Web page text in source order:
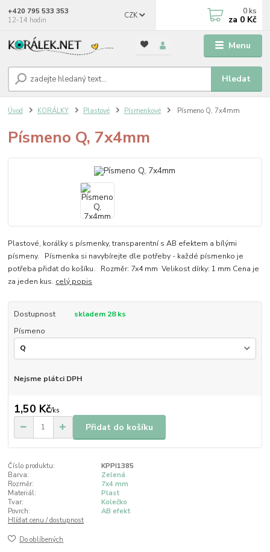
Menu
CZK
Hledat
+420 795 533 353
12-14 hodin
0 ks
za 0 Kč
Úvod KORÁLKY Plastové Písmenkové Písmeno Q, 7x4mm
Písmeno Q, 7x4mm
Plastové, korálky s písmenky, transparentní s AB efektem a bílými
písmeny. Písmenka si navybírejte dle potřeby - každé písmenko je
potřeba přidat do košíku. Rozměr: 7x4 mm Velikost dírky: 1 mm Cena je
za jeden kus. celý popis
Dostupnost
skladem 28 ks
Písmeno
Nejsme plátci DPH
1,50 Kč/ks
Přidat do košíku
Číslo produktu:
KPPI1385
Barva:
Zelená
Rozměr:
7x4 mm
Materiál:
Plast
Tvar:
Kolečko
Povrch:
AB efekt
Hlídat cenu / dostupnost
Do oblíbených